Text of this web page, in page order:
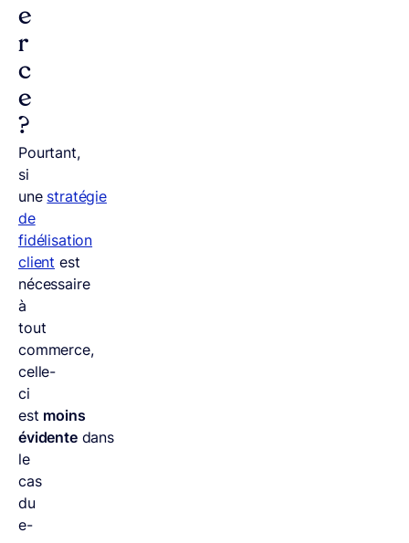
e
r
c
e
?
Pourtant,
si
une stratégie
de
fidélisation
client est
nécessaire
à
tout
commerce,
celle-
ci
est moins
évidentedans
le
cas
du
e-